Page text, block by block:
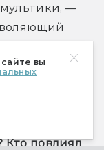
вы
—
зомби,
особенно
Кто повлиял